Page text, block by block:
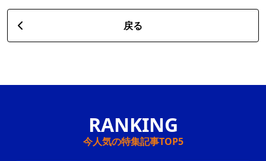
戻る
今人気の特集記事TOP5